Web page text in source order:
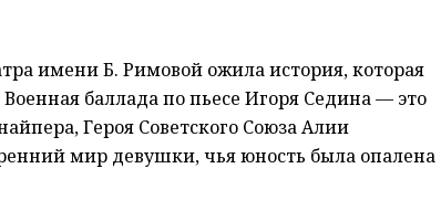
имени Б. Римовой ожила история, которая
баллада по пьесе Игоря Седина — это
Героя Советского Союза Алии
мир девушки, чья юность была опалена